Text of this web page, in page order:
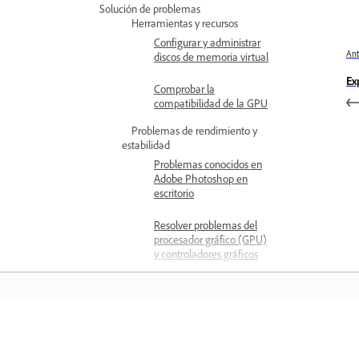
Solución de problemas
Herramientas y recursos
Configurar y administrar
discos de memoria virtual
Comprobar la
compatibilidad de la GPU
Problemas de rendimiento y
estabilidad
Problemas conocidos en
Adobe Photoshop en
escritorio
Resolver problemas del
procesador gráfico (GPU)
y controladores gráficos